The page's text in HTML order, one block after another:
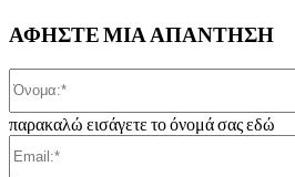
ΑΦΗΣΤΕ ΜΙΑ ΑΠΑΝΤΗΣΗ
παρακαλώ εισάγετε το όνομά σας εδώ